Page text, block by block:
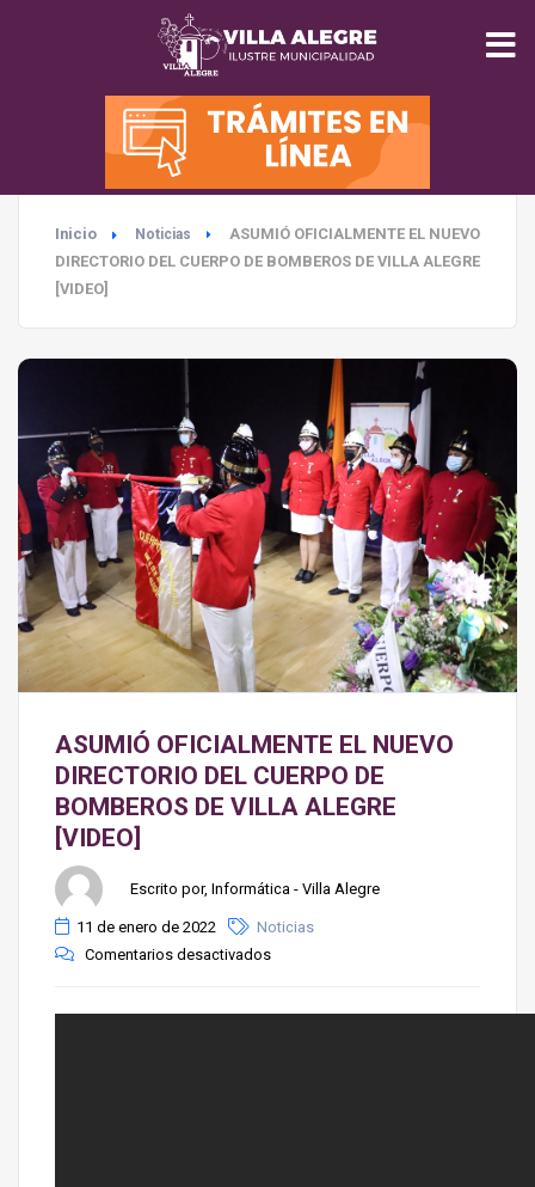
INICIO
MUNICIPALIDAD
SEGURIDAD
SALUD
TURISMO
MEDIO AMBIENTE
Inicio Noticias
ASUMIÓ OFICIALMENTE EL NUEVO
DIRECTORIO DEL CUERPO DE BOMBEROS DE VILLA ALEGRE
[VIDEO]
ASUMIÓ OFICIALMENTE EL NUEVO
DIRECTORIO DEL CUERPO DE
BOMBEROS DE VILLA ALEGRE
[VIDEO]
Escrito por, Informática - Villa Alegre
11 de enero de 2022
Noticias
Comentarios desactivados